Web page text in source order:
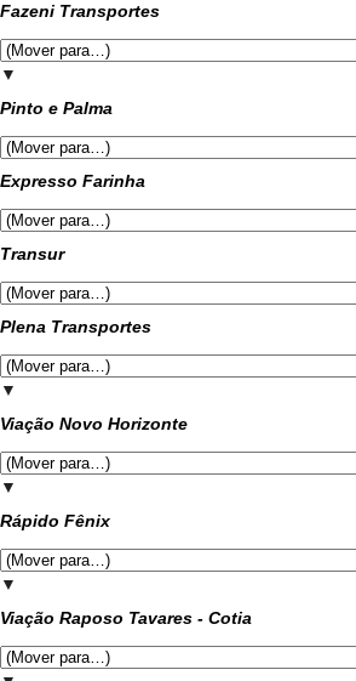
Fazeni Transportes
▼
Pinto e Palma
Expresso Farinha
Transur
Plena Transportes
▼
Viação Novo Horizonte
▼
Rápido Fênix
▼
Viação Raposo Tavares - Cotia